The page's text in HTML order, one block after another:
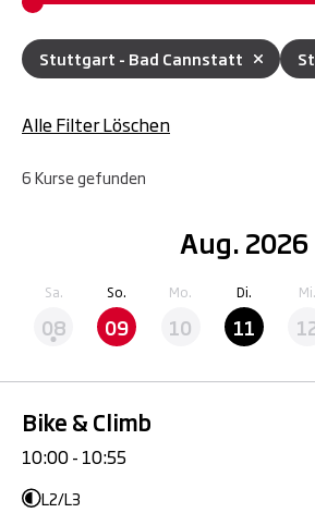
Stuttgart - Bad Cannstatt
Alle Filter Löschen
6Kursegefunden
Aug. 2026
Sa.
08
So.
09
Mo.
10
Di.
11
Mi.
Bike & Climb
10:00 - 10:55
L2/L3